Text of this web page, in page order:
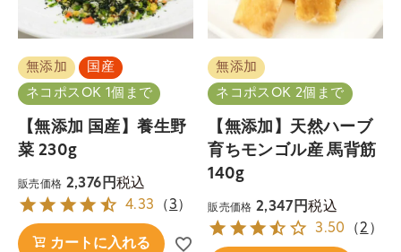
無添加
国産
ネコポスOK 1個まで
【無添加 国産】養生野
菜 230g
販売価格 2,376 税込
4.33 （ 3 ）
カートに入れる
無添加
ネコポスOK 2個まで
【無添加】天然ハーブ
育ちモンゴル産 馬背筋
140g
販売価格 2,347 税込
3.50 （2 ）